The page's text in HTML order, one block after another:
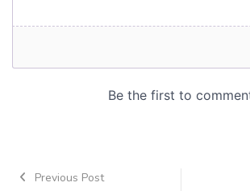
Previous Post